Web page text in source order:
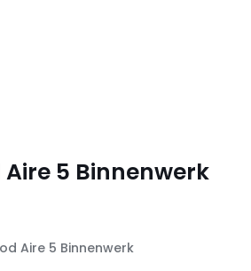
5 Binnenwerk
Aire 5 Binnenwerk